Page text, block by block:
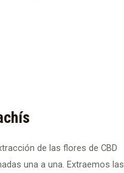
de las flores de CBD
una a una. Extraemos las